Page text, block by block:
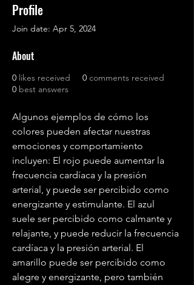
Profile
Join date: Apr 5, 2024
About
0 likes received 0 comments received
0 best answers
Algunos ejemplos de cómo los
colores pueden afectar nuestras
emociones y comportamiento
incluyen: El rojo puede aumentar la
frecuencia cardíaca y la presión
arterial, y puede ser percibido como
energizante y estimulante. El azul
suele ser percibido como calmante y
relajante, y puede reducir la frecuencia
cardíaca y la presión arterial. El
amarillo puede ser percibido como
alegre y energizante, pero también